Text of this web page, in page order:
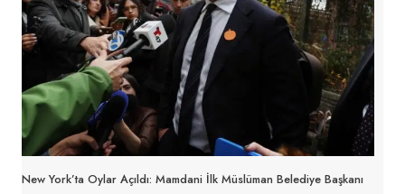
New York’ta Oylar Açıldı: Mamdani İlk Müslüman Belediye Başkanı